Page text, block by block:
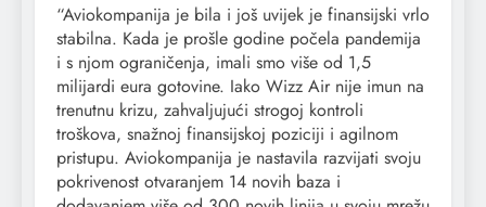
“Aviokompanija je bila i još uvijek je finansijski vrlo
stabilna. Kada je prošle godine počela pandemija
i s njom ograničenja, imali smo više od 1,5
milijardi eura gotovine. Iako Wizz Air nije imun na
trenutnu krizu, zahvaljujući strogoj kontroli
troškova, snažnoj finansijskoj poziciji i agilnom
pristupu. Aviokompanija je nastavila razvijati svoju
pokrivenost otvaranjem 14 novih baza i